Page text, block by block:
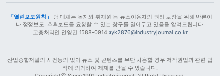
「열린보도원칙」
당 매체는 독자와 취재원 등 뉴스이용자의 권리 보장을 위해 반론이
나 정정보도, 추후보도를 요청할 수 있는 창구를 열어두고 있음을 알려드립니다.
고충처리인 안영건 1588-0914 ayk2876@industryjournal.co.kr
산업종합저널의 사전동의 없이 뉴스 및 콘텐츠를 무단 사용할 경우 저작권법과 관련 법
적에 의거하여 제재를 받을 수 있습니다.